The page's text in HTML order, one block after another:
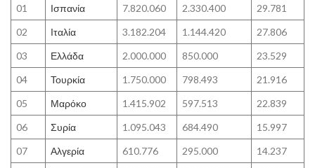
01 Ισπανία 7.820.060 2.330.400
29.781
02
Ιταλία 3.182.204 1.144.420
27.806
03
Ελλάδα 2.000.000 850.000
23.529
04
Τουρκία 1.750.000 798.493
21.916
05
Μαρόκο 1.415.902 597.513
22.839
06
Συρία 1.095.043 684.490
15.997
07
Αλγερία 610.776 295.000
14.237